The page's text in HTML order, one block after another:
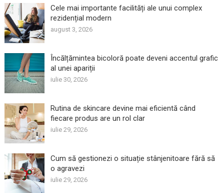
Cele mai importante facilități ale unui complex
rezidențial modern
august 3, 2026
Încălțămintea bicoloră poate deveni accentul grafic
al unei apariții
iulie 30, 2026
Rutina de skincare devine mai eficientă când
fiecare produs are un rol clar
iulie 29, 2026
Cum să gestionezi o situație stânjenitoare fără să
o agravezi
iulie 29, 2026